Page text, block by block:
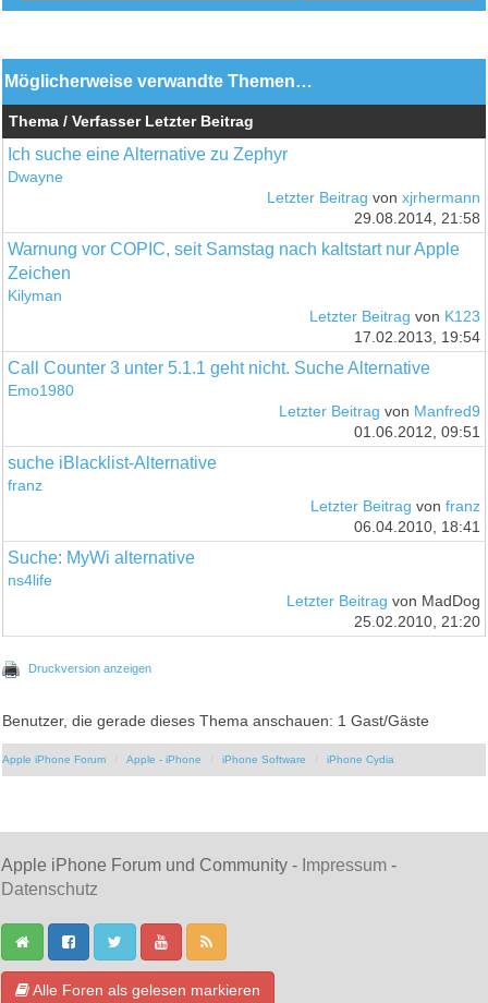
Möglicherweise verwandte Themen…
Thema / Verfasser Letzter Beitrag
Ich suche eine Alternative zu Zephyr
Dwayne
Letzter Beitrag von xjrhermann
29.08.2014, 21:58
Warnung vor COPIC, seit Samstag nach kaltstart nur Apple
Zeichen
Kilyman
Letzter Beitrag von K123
17.02.2013, 19:54
Call Counter 3 unter 5.1.1 geht nicht. Suche Alternative
Emo1980
Letzter Beitrag von Manfred9
01.06.2012, 09:51
suche iBlacklist-Alternative
franz
Letzter Beitrag von franz
06.04.2010, 18:41
Suche: MyWi alternative
ns4life
Letzter Beitrag von MadDog
25.02.2010, 21:20
Druckversion anzeigen
Benutzer, die gerade dieses Thema anschauen: 1 Gast/Gäste
Apple iPhone Forum Apple - iPhone iPhone Software iPhone Cydia
Apple iPhone Forum und Community - Impressum -
Datenschutz
Alle Foren als gelesen markieren